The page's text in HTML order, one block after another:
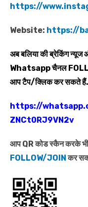
https://
Website: https://
अब बलिया की ब्रेकिंग न्यूज
Whatsappचैनल
आप टैप/क्लिक कर सकते हैं.
https://
ZNCt0RJ9VN2v
आप QR कोड स्कैन करके
FOLLOW/JOINकर